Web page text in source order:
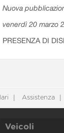
Nuova
venerdì 20 marzo
PRESENZA DI
Assistenza
Veicoli